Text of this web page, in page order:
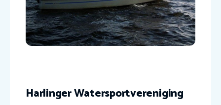
Harlinger Watersportvereniging